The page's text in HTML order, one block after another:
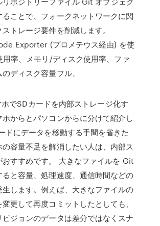
ることで、フォークネットワークに関
トレージ要件を削減します。
Exporter (プロメテウス経由) を使
用率、メモリ/ディスク使用率、ファ
ディスク容量フル、
でSDカードを内部ストレージ化す
ホからとパソコンからに分けて紹介し
ドにデータを移動する手間を省きた
容量不足を解消したい人は、内部ス
おすすめです。 大きなファイルを Git
と容量、処理速度、通信時間などの
します。例えば、大きなファイルの
更して再度コミットしたとしても、
ジョンのデータは差分ではなくスナ